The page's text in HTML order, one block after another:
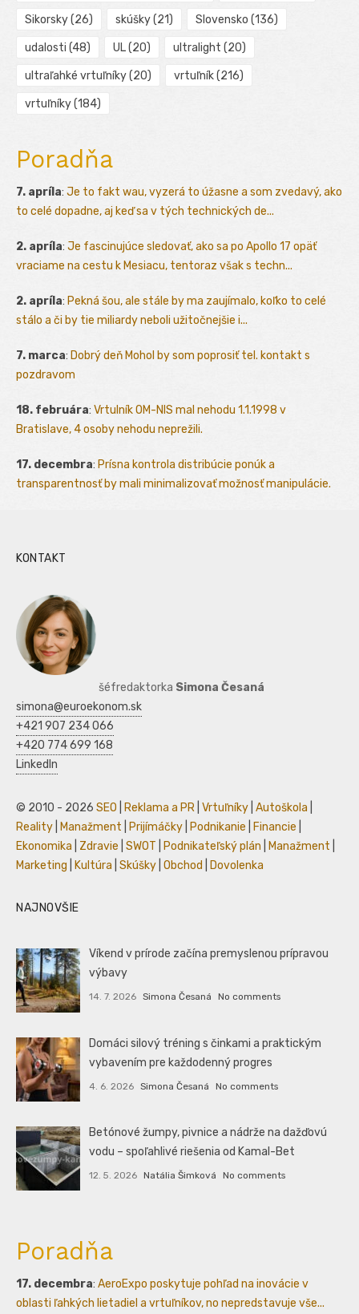
Sikorsky(26) skúšky(21) Slovensko (136)
udalosti (48) UL(20) ultralight (20)
ultraľahké vrtuľníky(20) vrtuľník(216)
vrtuľníky(184)
Poradňa
7. apríla: Je to fakt wau, vyzerá to úžasne a som zvedavý, ako
to celé dopadne, aj keď sa v tých technických de...
2. apríla: Je fascinujúce sledovať, ako sa po Apollo 17 opäť
vraciame na cestu k Mesiacu, tentoraz však s techn...
2. apríla: Pekná šou, ale stále by ma zaujímalo, koľko to celé
stálo a či by tie miliardy neboli užitočnejšie i...
7. marca: Dobrý deň Mohol by som poprosiť tel. kontakt s
pozdravom
18. februára: Vrtulník OM-NIS mal nehodu 1.1.1998 v
Bratislave, 4 osoby nehodu neprežili.
17. decembra: Prísna kontrola distribúcie ponúk a
transparentnosť by mali minimalizovať možnosť manipulácie.
KONTAKT
šéfredaktorka Simona Česaná
simona@euroekonom.sk
+421 907 234 066
+420 774 699 168
LinkedIn
© 2010 - 2026 SEO Reklama a PR Vrtuľníky Autoškola
Reality Manažment Prijímáčky Podnikanie Financie
Ekonomika
Zdravie SWOT Podnikateľský plán Manažment
Marketing Kultúra Skúšky Obchod Dovolenka
NAJNOVŠIE
Víkend v prírode začína premyslenou prípravou
výbavy
14. 7. 2026 Simona Česaná No comments
Domáci silový tréning s činkami a praktickým
vybavením pre každodenný progres
4. 6. 2026 Simona Česaná No comments
Betónové žumpy, pivnice a nádrže na dažďovú
vodu – spoľahlivé riešenia od Kamal-Bet
12. 5. 2026 Natália Šimková No comments
Poradňa
17. decembra: AeroExpo poskytuje pohľad na inovácie v
oblasti ľahkých lietadiel a vrtuľníkov, no nepredstavuje vše...